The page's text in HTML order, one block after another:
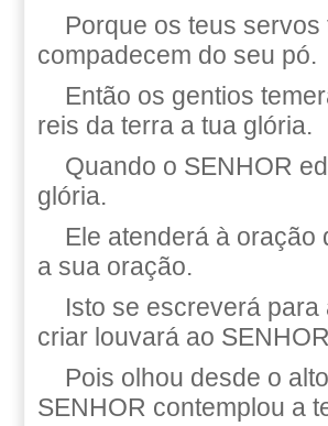
Porque os teus
compadecem do seu pó.
Então os gentios
reis da terra a tua glória.
Quando o SENHOR
glória.
Ele atenderá à
a sua oração.
Isto se escreverá
criar louvará ao
Pois olhou desde o
SENHOR contemplou a